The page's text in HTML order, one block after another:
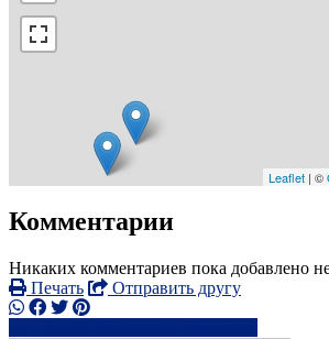
Leaflet | ©
Комментарии
Никаких комментариев пока добавлено
Печать
Отправить другу